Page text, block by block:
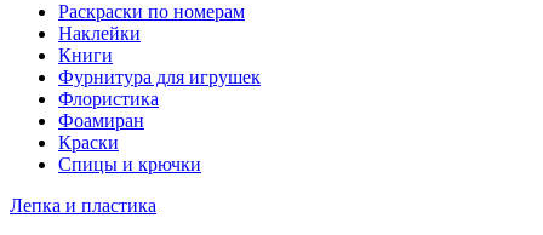
Раскраски по номерам
Наклейки
Книги
Фурнитура для игрушек
Флористика
Фоамиран
Краски
Спицы и крючки
Лепка и пластика